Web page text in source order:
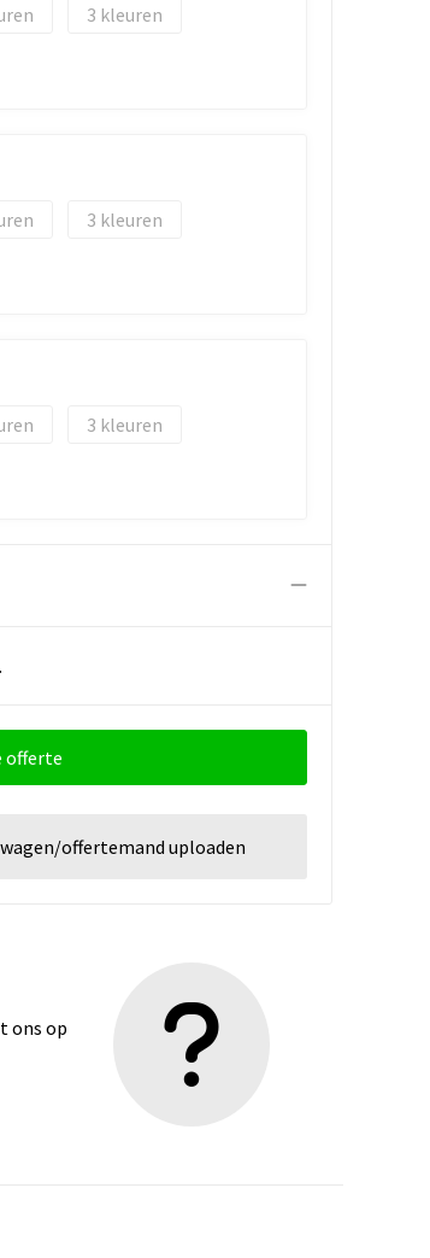
3
3
3
offerte
offertemand uploaden
ons op